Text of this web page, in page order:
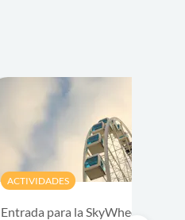
ACTIVIDADES
Entrada para la SkyWheel de